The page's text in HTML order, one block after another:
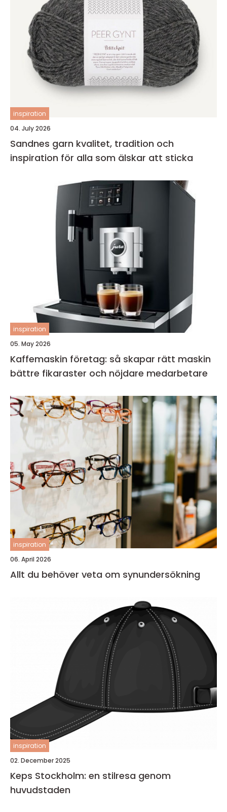
inspiration
04. July 2026
Sandnes garn kvalitet, tradition och
inspiration för alla som älskar att sticka
inspiration
05. May 2026
Kaffemaskin företag: så skapar rätt maskin
bättre fikaraster och nöjdare medarbetare
inspiration
06. April 2026
Allt du behöver veta om synundersökning
inspiration
02. December 2025
Keps Stockholm: en stilresa genom
huvudstaden